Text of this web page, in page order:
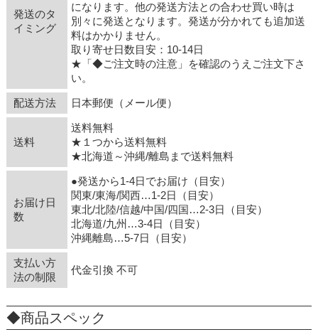
発送のタ
イミング
になります。他の発送方法との合わせ買い時は
別々に発送となります。発送が分かれても追加送
料はかかりません。
取り寄せ日数目安：10-14日
★「◆ご注文時の注意」を確認のうえご注文下さ
い。
配送方法 日本郵便（メール便）
送料
送料無料
★１つから送料無料
★北海道～沖縄/離島まで送料無料
お届け日
数
●発送から1-4日でお届け（目安）
関東/東海/関西…1-2日（目安）
東北/北陸/信越/中国/四国…2-3日（目安）
北海道/九州…3-4日（目安）
沖縄離島…5-7日（目安）
支払い方
法の制限
代金引換 不可
◆商品スペック